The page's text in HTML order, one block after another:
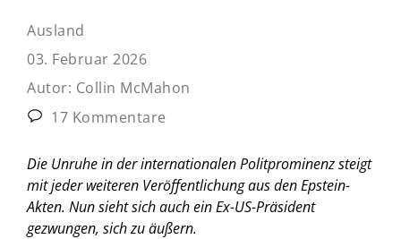
Ausland
03. Februar 2026
Autor: Collin McMahon
17 Kommentare
Die Unruhe in der internationalen Politprominenz steigt
mit jeder weiteren Veröffentlichung aus den Epstein-
Akten. Nun sieht sich auch ein Ex-US-Präsident
gezwungen, sich zu äußern.